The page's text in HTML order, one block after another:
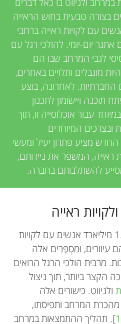
בצורה טבעית בחוש הראייה
עם לקויות ראייה ברחבי
יום-יומי. להולכי רגל עם
לגבי המרחב שבו הם
מוגבלים ותלויים באחרים,
החברתיות. לאחרונה, בוצע
תוכנה ויישׂומון לתכנון
עבור אוכלוסייה זו, תוך
ובצרכים המיוחדים
מציע פתרון יעיל ומעשי
ראייה, המשפר את ניידותם,
להשתלבותם בחברה.
ראייה
בעולם חיים כיום יותר מ-1.3 מיליארד אנשים עם לקויות
מיליון מהם עיוורים, וּמִסְפָּרִים אלה
מרבית הולכי הרגל הרואים
הקצר ביותר, תוך ניצול
ולניווט. כישורים אלה
המרחב ותפיסתו,
1]. תהליך ההתמצאות במרחב